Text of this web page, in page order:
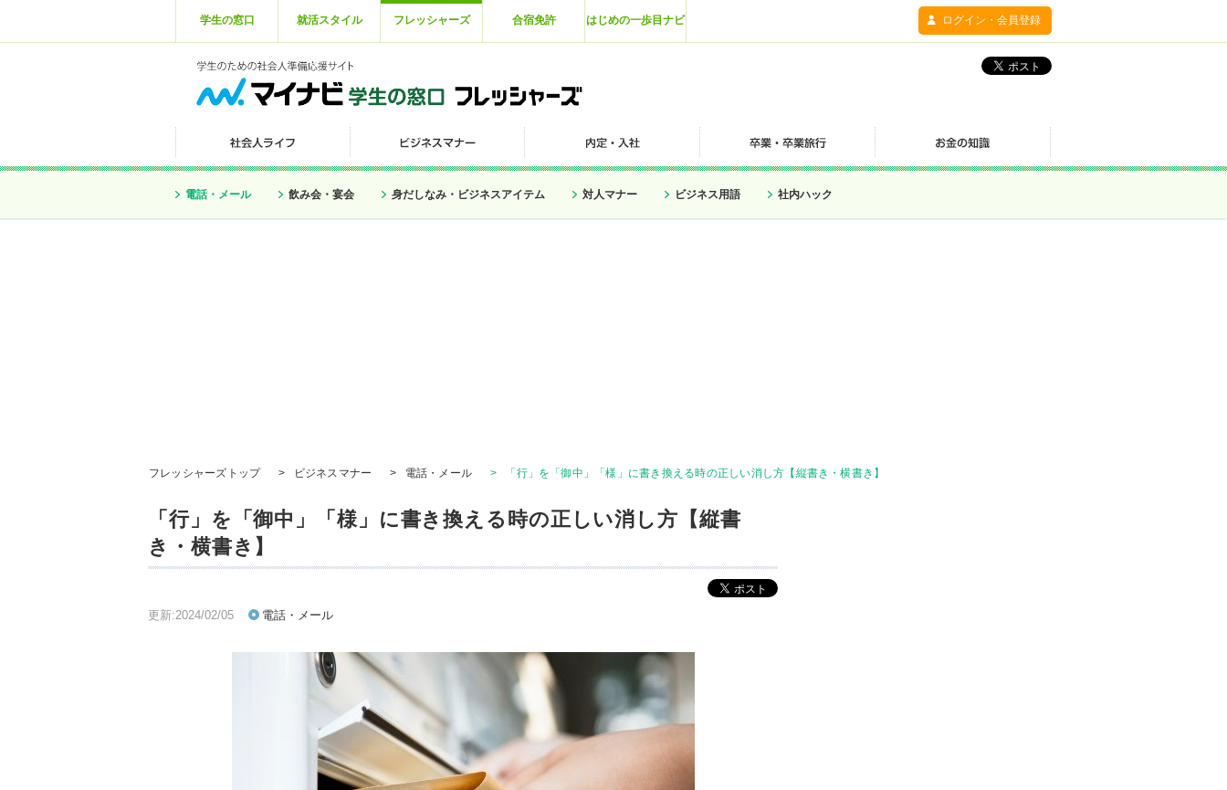
学生の窓口 就活スタイル フレッシャーズ 合宿免許 はじめの一歩目ナビ ログイン・会員登録
電話・メール 飲み会・宴会 身だしなみ・ビジネスアイテム 対人マナー ビジネス用語 社内ハック
フレッシャーズトップ > ビジネスマナー > 電話・メール > 「行」を「御中」「様」に書き換える時の正しい消し方【縦書き・横書き】
「行」を「御中」「様」に書き換える時の正しい消し方【縦書
き・横書き】
更新:2024/02/05 電話・メール